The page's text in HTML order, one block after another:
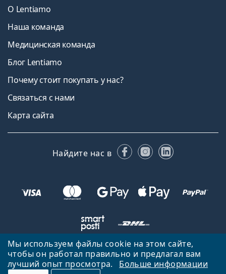
Мы используем файлы cookie на этом сайте,
чтобы он работал правильно и предлагал вам
лучший опыт просмотра.
Больше информации
О Lentiamo
Наша команда
Медицинская команда
Блог Lentiamo
Почему стоит покупать у нас?
Связаться с нами
Карта сайта
Найдите нас в FacebookInstagram
LinkedIn
Вернуться на главную страницу
Вверх
Lentiamo.ee принадлежит и управляется Lentiamo s.r.o., Чешская